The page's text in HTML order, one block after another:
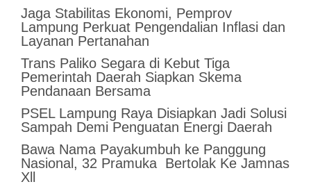
Jaga Stabilitas Ekonomi, Pemprov
Lampung Perkuat Pengendalian Inflasi dan
Layanan Pertanahan
Trans Paliko Segara di Kebut Tiga
Pemerintah Daerah Siapkan Skema
Pendanaan Bersama
PSEL Lampung Raya Disiapkan Jadi Solusi
Sampah Demi Penguatan Energi Daerah
Bawa Nama Payakumbuh ke Panggung
Nasional, 32 Pramuka Bertolak Ke Jamnas
Xll